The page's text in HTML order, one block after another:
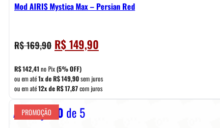
Mod AIRIS Mystica Max – Persian Red
R$169,90 O
preço
original
era:
R$ 169,90.
R$149,90
preço
é:
R$ 149,90.
R$142,41 no Pix(5% OFF)
ou em até1x deR$149,90sem juros
ou em até12x deR$17,87com juros
Avaliação 0 de 5
PROMOÇÃO